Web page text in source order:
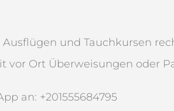
und Tauchkursen
vor Ort Überweisungen oder
an: +201555684795